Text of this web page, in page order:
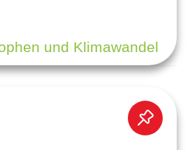
und Klimawandel